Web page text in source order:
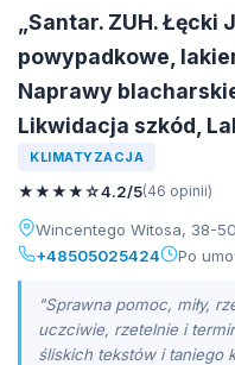
„Santar. ZUH. Łęcki
powypadkowe,
Naprawy
Likwidacja szkód,
KLIMATYZACJA
★★★★☆4.2/5(46 opinii)
Wincentego Witosa, 38-
+48505025424
Po
"Sprawna pomoc, miły,
uczciwie, rzetelnie i
śliskich tekstów i taniego